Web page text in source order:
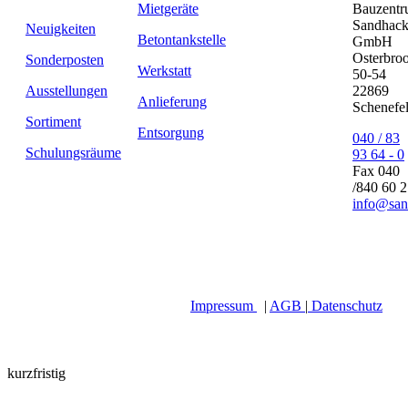
Neuigkeiten
Sonderposten
Ausstellungen
Sortiment
Schulungsräume
Mietgeräte
Betontankstelle
Werkstatt
Anlieferung
Entsorgung
Sandhack
GmbH
50-54
22869
040 / 83
93 64 - 0
Fax 040
/840 60
Impressum | AGB | Datenschutz
kurzfristig